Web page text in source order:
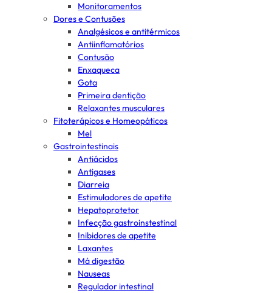
Monitoramentos
Dores e Contusões
Analgésicos e antitérmicos
Antiinflamatórios
Contusão
Enxaqueca
Gota
Primeira dentição
Relaxantes musculares
Fitoterápicos e Homeopáticos
Mel
Gastrointestinais
Antiácidos
Antigases
Diarreia
Estimuladores de apetite
Hepatoprotetor
Infecção gastroinstestinal
Inibidores de apetite
Laxantes
Má digestão
Nauseas
Regulador intestinal